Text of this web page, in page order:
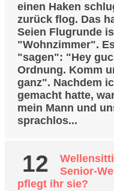
einen Haken
zurück flog. Das
Seien Flugrunde
"Wohnzimmer".
"sagen": "Hey
Ordnung. Komm
ganz". Nachdem
gemacht hatte,
mein Mann und
sprachlos...
12
Senior-
pflegt ihr sie?